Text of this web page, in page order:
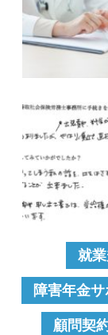
就
障害年金サ
顧問契